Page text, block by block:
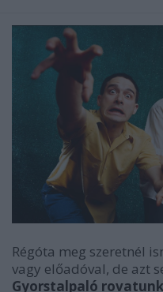
Régóta meg szeretnél
vagy előadóval, de azt
Gyorstalpaló rovatunk